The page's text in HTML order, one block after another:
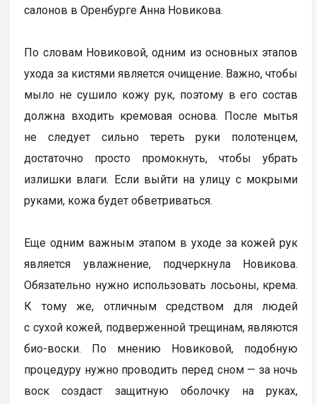
салонов в Оренбурге Анна Новикова.
По словам Новиковой, одним из основных этапов
ухода за кистями является очищение. Важно, чтобы
мыло не сушило кожу рук, поэтому в его состав
должна входить кремовая основа. После мытья
не следует сильно тереть руки полотенцем,
достаточно просто промокнуть, чтобы убрать
излишки влаги. Если выйти на улицу с мокрыми
руками, кожа будет обветриваться.
Еще одним важным этапом в уходе за кожей рук
является увлажнение, подчеркнула Новикова.
Обязательно нужно использовать лосьоны, крема.
К тому же, отличным средством для людей
с сухой кожей, подверженной трещинам, являются
био-воски. По мнению Новиковой, подобную
процедуру нужно проводить перед сном — за ночь
воск создаст защитную оболочку на руках,